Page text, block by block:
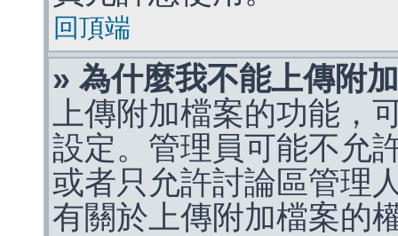
回頂端
» 為什麼我不能上傳附
上傳附加檔案的功能，
設定。管理員可能不允
或者只允許討論區管理
有關於上傳附加檔案的